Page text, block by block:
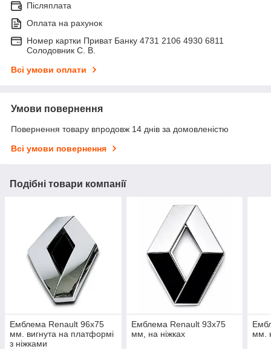
Післяплата
Оплата на рахунок
Номер картки Приват Банку 4731 2106 4930 6811
Солодовник С. В.
Всі умови оплати
Умови повернення
Повернення товару впродовж 14 днів за домовленістю
Всі умови повернення
Подібні товари компанії
Емблема Renault 96х75
мм. вигнута на платформі
з ніжками
Емблема Renault 93х75
мм, на ніжках
мм.